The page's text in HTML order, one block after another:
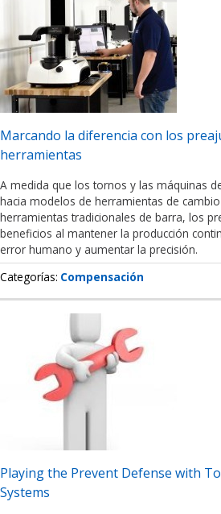
Marcando la diferencia con los
herramientas
A medida que los tornos y las máquinas
hacia modelos de herramientas de
herramientas tradicionales de barra, los
beneficios al mantener la producción
error humano y aumentar la precisión.
Categorías Compensación
Playing the Prevent Defense with
Systems